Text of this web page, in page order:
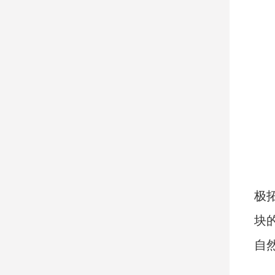
极
块
自